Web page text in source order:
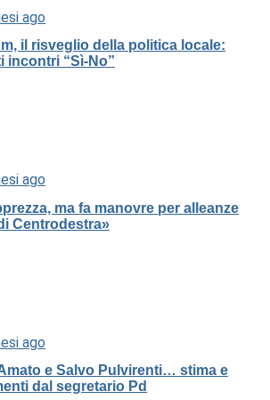
ago
il risveglio della politica locale:
incontri “Sì-No”
ago
ma fa manovre per alleanze
Centrodestra»
ago
e Salvo Pulvirenti… stima e
dal segretario Pd